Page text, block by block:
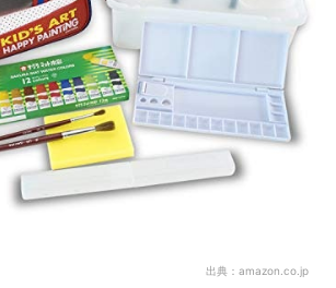
出典： amazon.co.jp